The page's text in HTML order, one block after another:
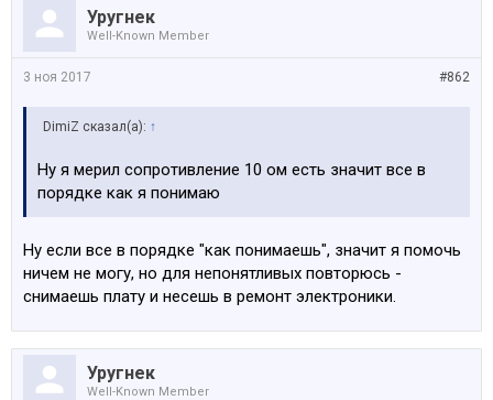
Уругнек
Well-Known Member
#862
3 ноя 2017
DimiZ сказал(а): ↑
Ну я мерил сопротивление 10 ом есть значит все в
порядке как я понимаю
Ну если все в порядке "как понимаешь", значит я помочь
ничем не могу, но для непонятливых повторюсь -
снимаешь плату и несешь в ремонт электроники.
Уругнек
Well-Known Member